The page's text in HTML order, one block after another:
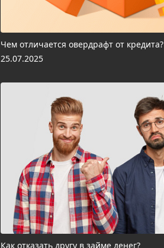
Чем отличается овердрафт от кредита?
25.07.2025
Как отказать другу в займе денег?